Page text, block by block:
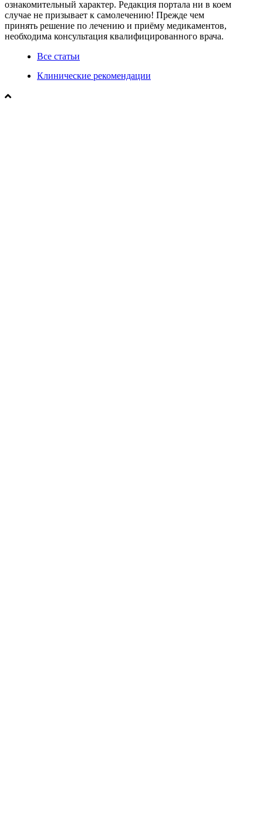
ознакомительный характер. Редакция портала ни в коем
случае не призывает к самолечению! Прежде чем
принять решение по лечению и приёму медикаментов,
необходима консультация квалифицированного врача.
Все статьи
Клинические рекомендации